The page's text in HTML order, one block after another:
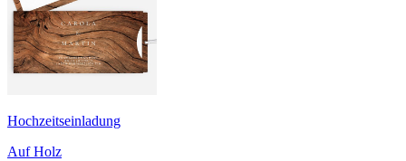
Hochzeitseinladung
Auf Holz